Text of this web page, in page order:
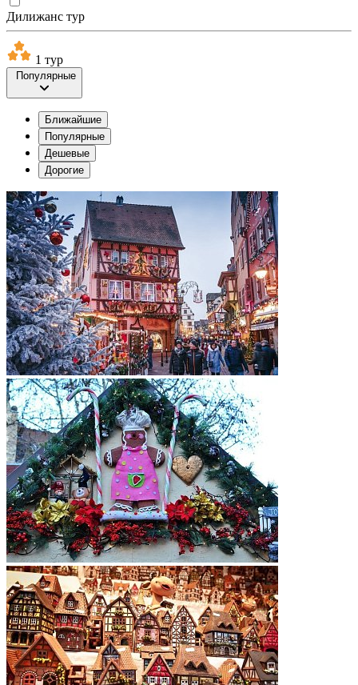
Дилижанс тур
1 тур
Популярные
Ближайшие
Популярные
Дешевые
Дорогие